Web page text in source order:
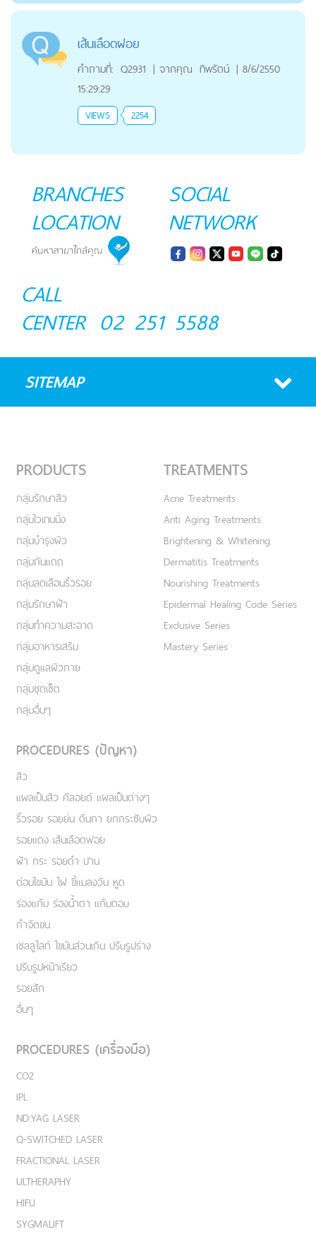
เส้นเลือดฝอย
คำถามที่: Q2931 | จากคุณ ทิพรัตน์ | 8/6/2550
15:29:29
VIEWS 2254
BRANCHES
LOCATION
SOCIAL
NETWORK
CALL
CENTER 02 251 5588
SITEMAP
PRODUCTS
กลุ่มรักษาสิว
กลุ่มไวเทนนิ่ง
กลุ่มบำรุงผิว
กลุ่มกันแดด
กลุ่มลดเลือนริ้วรอย
กลุ่มรักษาฝ้า
กลุ่มทำความสะอาด
กลุ่มอาหารเสริม
กลุ่มดูแลผิวกาย
กลุ่มชุดเซ็ต
กลุ่มอื่นๆ
TREATMENTS
Acne Treatments
Anti Aging Treatments
Brightening & Whitening
Dermatitis Treatments
Nourishing Treatments
Epidermal Healing Code Series
Exclusive Series
Mastery Series
PROCEDURES (ปัญหา)
สิว
แผลเป็นสิว คีลอยด์ แผลเป็นต่างๆ
ริ้วรอย รอยย่น ตีนกา ยกกระชับผิว
รอยแดง เส้นเลือดฟอย
ฝ้า กระ รอยดำ ปาน
ต่อมไขมัน ไฝ ขี้แมลงวัน หูด
ร่องแก้ม ร่องน้ำตา แก้มตอบ
กำจัดขน
เชลลูไลท์ ไขมันส่วนเกิน ปรับรูปร่าง
ปรับรูปหน้าเรียว
รอยสัก
อื่นๆ
PROCEDURES (เครื่องมือ)
CO2
IPL
ND:YAG LASER
Q-SWITCHED LASER
FRACTIONAL LASER
ULTHERAPHY
HIFU
SYGMALIFT